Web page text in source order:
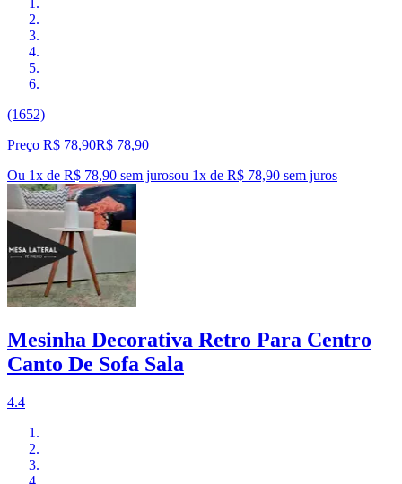
(1652)
Preço R$ 78,90R$ 78,90
Ou 1x de R$ 78,90 sem jurosou 1x de R$ 78,90 sem juros
Mesinha Decorativa Retro Para Centro
Canto De Sofa Sala
4.4